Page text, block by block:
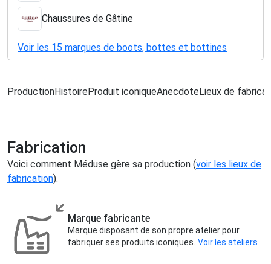
Chaussures de Gâtine
Voir les 15 marques de boots, bottes et bottines
ProductionHistoireProduit iconiqueAnecdoteLieux de
Fabrication
Voici comment Méduse gère sa production (voir les lieux de
fabrication).
Marque fabricante
Marque disposant de son propre atelier pour
fabriquer ses produits iconiques. Voir les ateliers